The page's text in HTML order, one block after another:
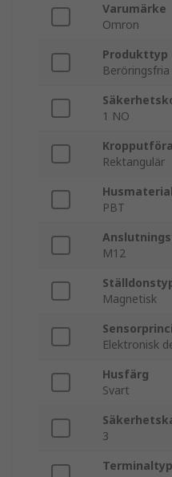
Varumärke
Omron
Produkttyp
1 NO
Rektangulär
Husmaterial
PBT
M12
Magnetisk
Elektronisk
Husfärg
Svart
3
Terminaltyp